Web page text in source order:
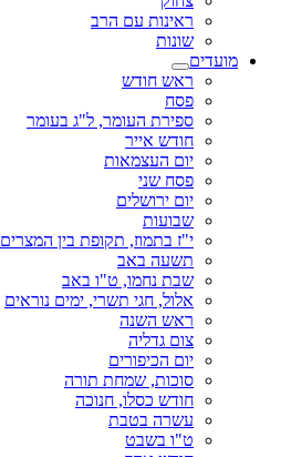
ראינות עם הרב
שונות
מועדים
ראש חודש
פסח
ספירת העומר, ל"ג בעומר
חודש אייר
יום העצמאות
פסח שני
יום ירושלים
שבועות
י"ז בתמוז, תקופת בין המצרים
תשעה באב
שבת נחמו, ט"ו באב
אלול, חגי תשרי, ימים נוראים
ראש השנה
צום גדליה
יום הכיפורים
סוכות, שמחת תורה
חודש כסלו, חנוכה
עשרה בטבת
ט"ו בשבט